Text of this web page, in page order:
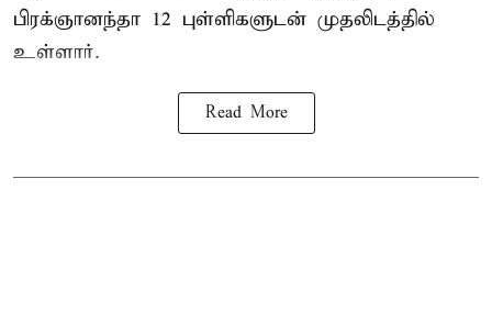
பிரக்ஞானந்தா 12 புள்ளிகளுடன் முதலிடத்தில்
உள்ளார்.
Read More